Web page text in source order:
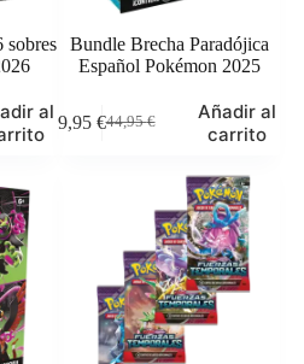
sobres
al
Bundle Brecha Paradójica
Español Pokémon 2025
44,95€
El
44,95 €.
39,95 €El
39,95 €.
Añadir al
carrito